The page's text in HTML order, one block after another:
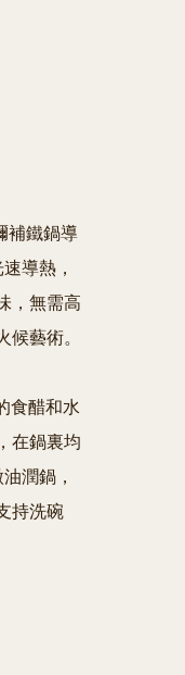
補鐵鍋導
導熱，
，無需高
藝術。
食醋和水
在鍋裏均
潤鍋，
持洗碗